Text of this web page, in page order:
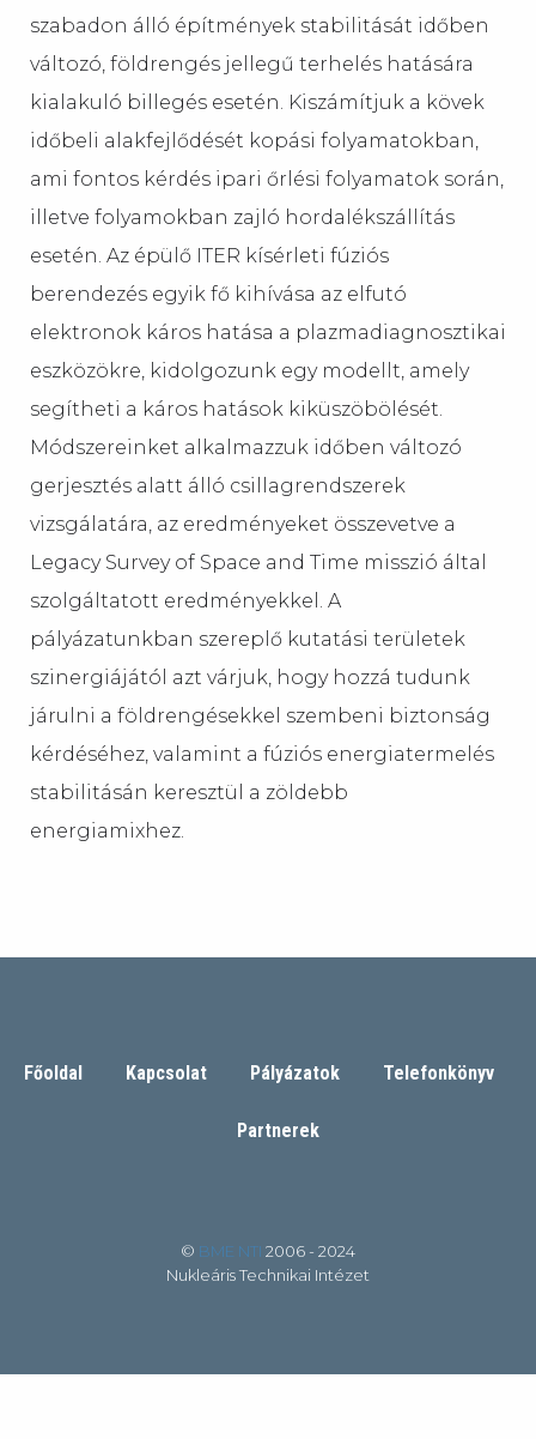
szabadon álló építmények stabilitását időben
változó, földrengés jellegű terhelés hatására
kialakuló billegés esetén. Kiszámítjuk a kövek
időbeli alakfejlődését kopási folyamatokban,
ami fontos kérdés ipari őrlési folyamatok során,
illetve folyamokban zajló hordalékszállítás
esetén. Az épülő ITER kísérleti fúziós
berendezés egyik fő kihívása az elfutó
elektronok káros hatása a plazmadiagnosztikai
eszközökre, kidolgozunk egy modellt, amely
segítheti a káros hatások kiküszöbölését.
Módszereinket alkalmazzuk időben változó
gerjesztés alatt álló csillagrendszerek
vizsgálatára, az eredményeket összevetve a
Legacy Survey of Space and Time misszió által
szolgáltatott eredményekkel. A
pályázatunkban szereplő kutatási területek
szinergiájától azt várjuk, hogy hozzá tudunk
járulni a földrengésekkel szembeni biztonság
kérdéséhez, valamint a fúziós energiatermelés
stabilitásán keresztül a zöldebb
energiamixhez.
Főoldal Kapcsolat Pályázatok Telefonkönyv
Partnerek
© BME NTI 2006 - 2024
Nukleáris Technikai Intézet